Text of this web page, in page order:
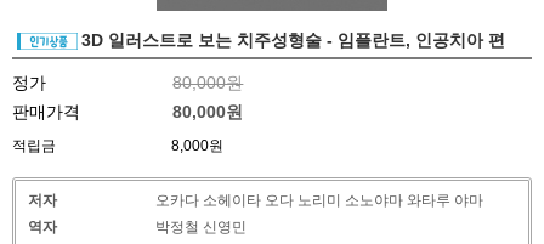
3D 일러스트로 보는 치주성형술 - 임플란트, 인공치아 편
정가
80,000원
판매가격
80,000원
적립금 8,000원
저자
오카다 소헤이타 오다 노리미 소노야마 와타루 야마
역자
박정철 신영민